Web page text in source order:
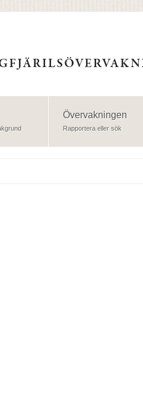
Övervakningen
Rapportera eller sök